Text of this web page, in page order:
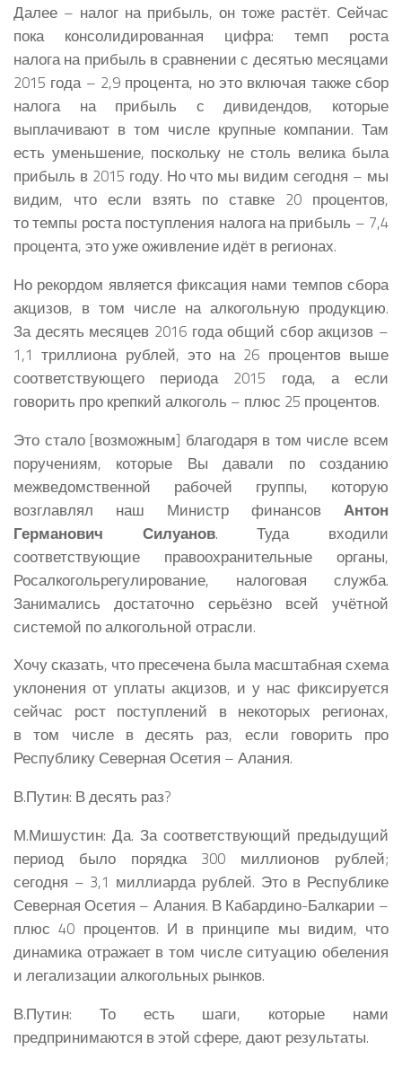
Далее – налог на прибыль, он тоже растёт. Сейчас
пока консолидированная цифра: темп роста
налога на прибыль в сравнении с десятью месяцами
2015 года – 2,9 процента, но это включая также сбор
налога на прибыль с дивидендов, которые
выплачивают в том числе крупные компании. Там
есть уменьшение, поскольку не столь велика была
прибыль в 2015 году. Но что мы видим сегодня – мы
видим, что если взять по ставке 20 процентов,
то темпы роста поступления налога на прибыль – 7,4
процента, это уже оживление идёт в регионах.
Но рекордом является фиксация нами темпов сбора
акцизов, в том числе на алкогольную продукцию.
За десять месяцев 2016 года общий сбор акцизов –
1,1 триллиона рублей, это на 26 процентов выше
соответствующего периода 2015 года, а если
говорить про крепкий алкоголь – плюс 25 процентов.
Это стало [возможным] благодаря в том числе всем
поручениям, которые Вы давали по созданию
межведомственной рабочей группы, которую
возглавлял наш Министр финансов Антон
Германович Силуанов. Туда входили
соответствующие правоохранительные органы,
Росалкогольрегулирование, налоговая служба.
Занимались достаточно серьёзно всей учётной
системой по алкогольной отрасли.
Хочу сказать, что пресечена была масштабная схема
уклонения от уплаты акцизов, и у нас фиксируется
сейчас рост поступлений в некоторых регионах,
в том числе в десять раз, если говорить про
Республику Северная Осетия – Алания.
В.Путин: В десять раз?
М.Мишустин: Да. За соответствующий предыдущий
период было порядка 300 миллионов рублей;
сегодня – 3,1 миллиарда рублей. Это в Республике
Северная Осетия – Алания. В Кабардино-Балкарии –
плюс 40 процентов. И в принципе мы видим, что
динамика отражает в том числе ситуацию обеления
и легализации алкогольных рынков.
В.Путин: То есть шаги, которые нами
предпринимаются в этой сфере, дают результаты.